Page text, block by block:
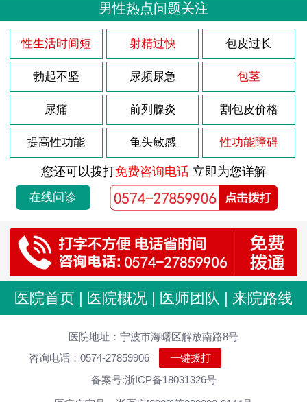
前列腺肥大什么原因
前列腺炎的病因是什么 2026-08-03
前列腺的症状是怎样的 2026-08-03
男性尿道炎发病原因分析 2026-07-29
尿道炎症状 男性怎么治疗 2026-07-29
男性尿道炎会有什么原因 2026-07-29
急性尿道炎持续多久 2026-07-29
男性尿道炎怎么好 2026-07-29
包皮过长是怎样产生的 2026-07-19
包皮过长长期会有什么危害吗 2026-07-19
包皮过长有什么症状 2026-07-19
男性包皮过长对女性的影响
包皮过长有危害吗？
包皮过长对男人健康威胁很大
包皮过长的危害有哪些是很多朋友都关心的问题
包皮过长的症状表现是什么
男性热点问题关注
性生活时间短 射精过快 包皮过长
勃起不坚 尿频尿急 包茎
尿痛 前列腺炎 割包皮价格
提高性功能 龟头敏感 性功能障碍
您还可以拨打免费咨询电话立即为您详解
在线问诊
医院首页 | 医院概况 | 医师团队 | 来院路线
医院地址：宁波市海曙区解放南路8号
咨询电话：0574-27859906
一键拨打
备案号:浙ICP备18031326号